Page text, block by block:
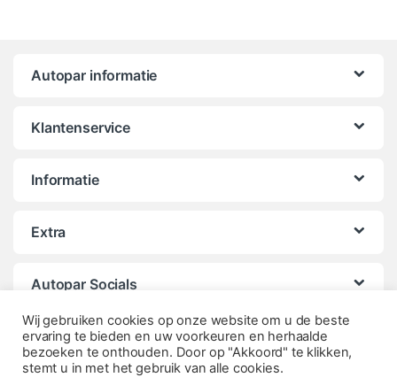
Autopar informatie
Klantenservice
Informatie
Extra
Autopar Socials
Wij gebruiken cookies op onze website om u de beste
ervaring te bieden en uw voorkeuren en herhaalde
bezoeken te onthouden. Door op "Akkoord" te klikken,
stemt u in met het gebruik van alle cookies.